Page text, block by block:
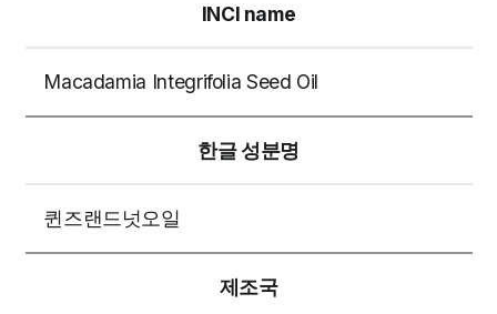
INCI name
Macadamia Integrifolia Seed Oil
한글 성분명
퀸즈랜드넛오일
제조국